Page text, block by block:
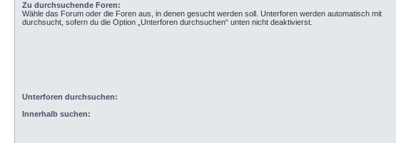
Zu durchsuchende Foren:
Wähle das Forum oder die Foren aus, in denen gesucht werden soll. Unterforen werden automatisch mit
durchsucht, sofern du die Option „Unterforen durchsuchen“ unten nicht deaktivierst.
Unterforen durchsuchen:
Innerhalb suchen: